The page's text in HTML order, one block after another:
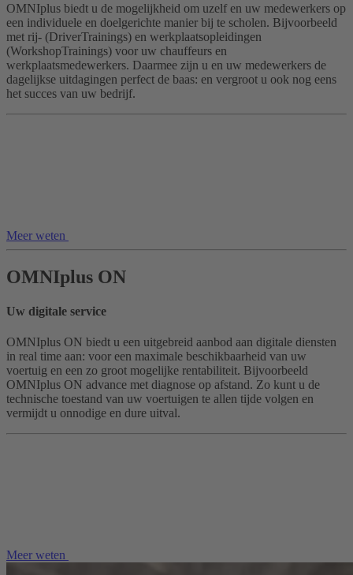
OMNIplus biedt u de mogelijkheid om uzelf en uw medewerkers op
een individuele en doelgerichte manier bij te scholen. Bijvoorbeeld
met rij- (DriverTrainings) en werkplaatsopleidingen
(WorkshopTrainings) voor uw chauffeurs en
werkplaatsmedewerkers. Daarmee zijn u en uw medewerkers de
dagelijkse uitdagingen perfect de baas: en vergroot u ook nog eens
het succes van uw bedrijf.
Meer weten
OMNIplus ON
Uw digitale service
OMNIplus ON biedt u een uitgebreid aanbod aan digitale diensten
in real time aan: voor een maximale beschikbaarheid van uw
voertuig en een zo groot mogelijke rentabiliteit. Bijvoorbeeld
OMNIplus ON advance met diagnose op afstand. Zo kunt u de
technische toestand van uw voertuigen te allen tijde volgen en
vermijdt u onnodige en dure uitval.
Meer weten